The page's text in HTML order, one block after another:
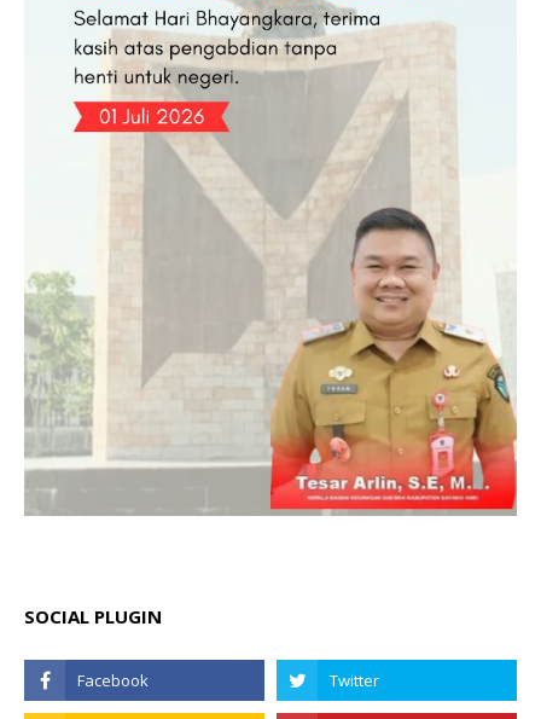
SOCIAL PLUGIN